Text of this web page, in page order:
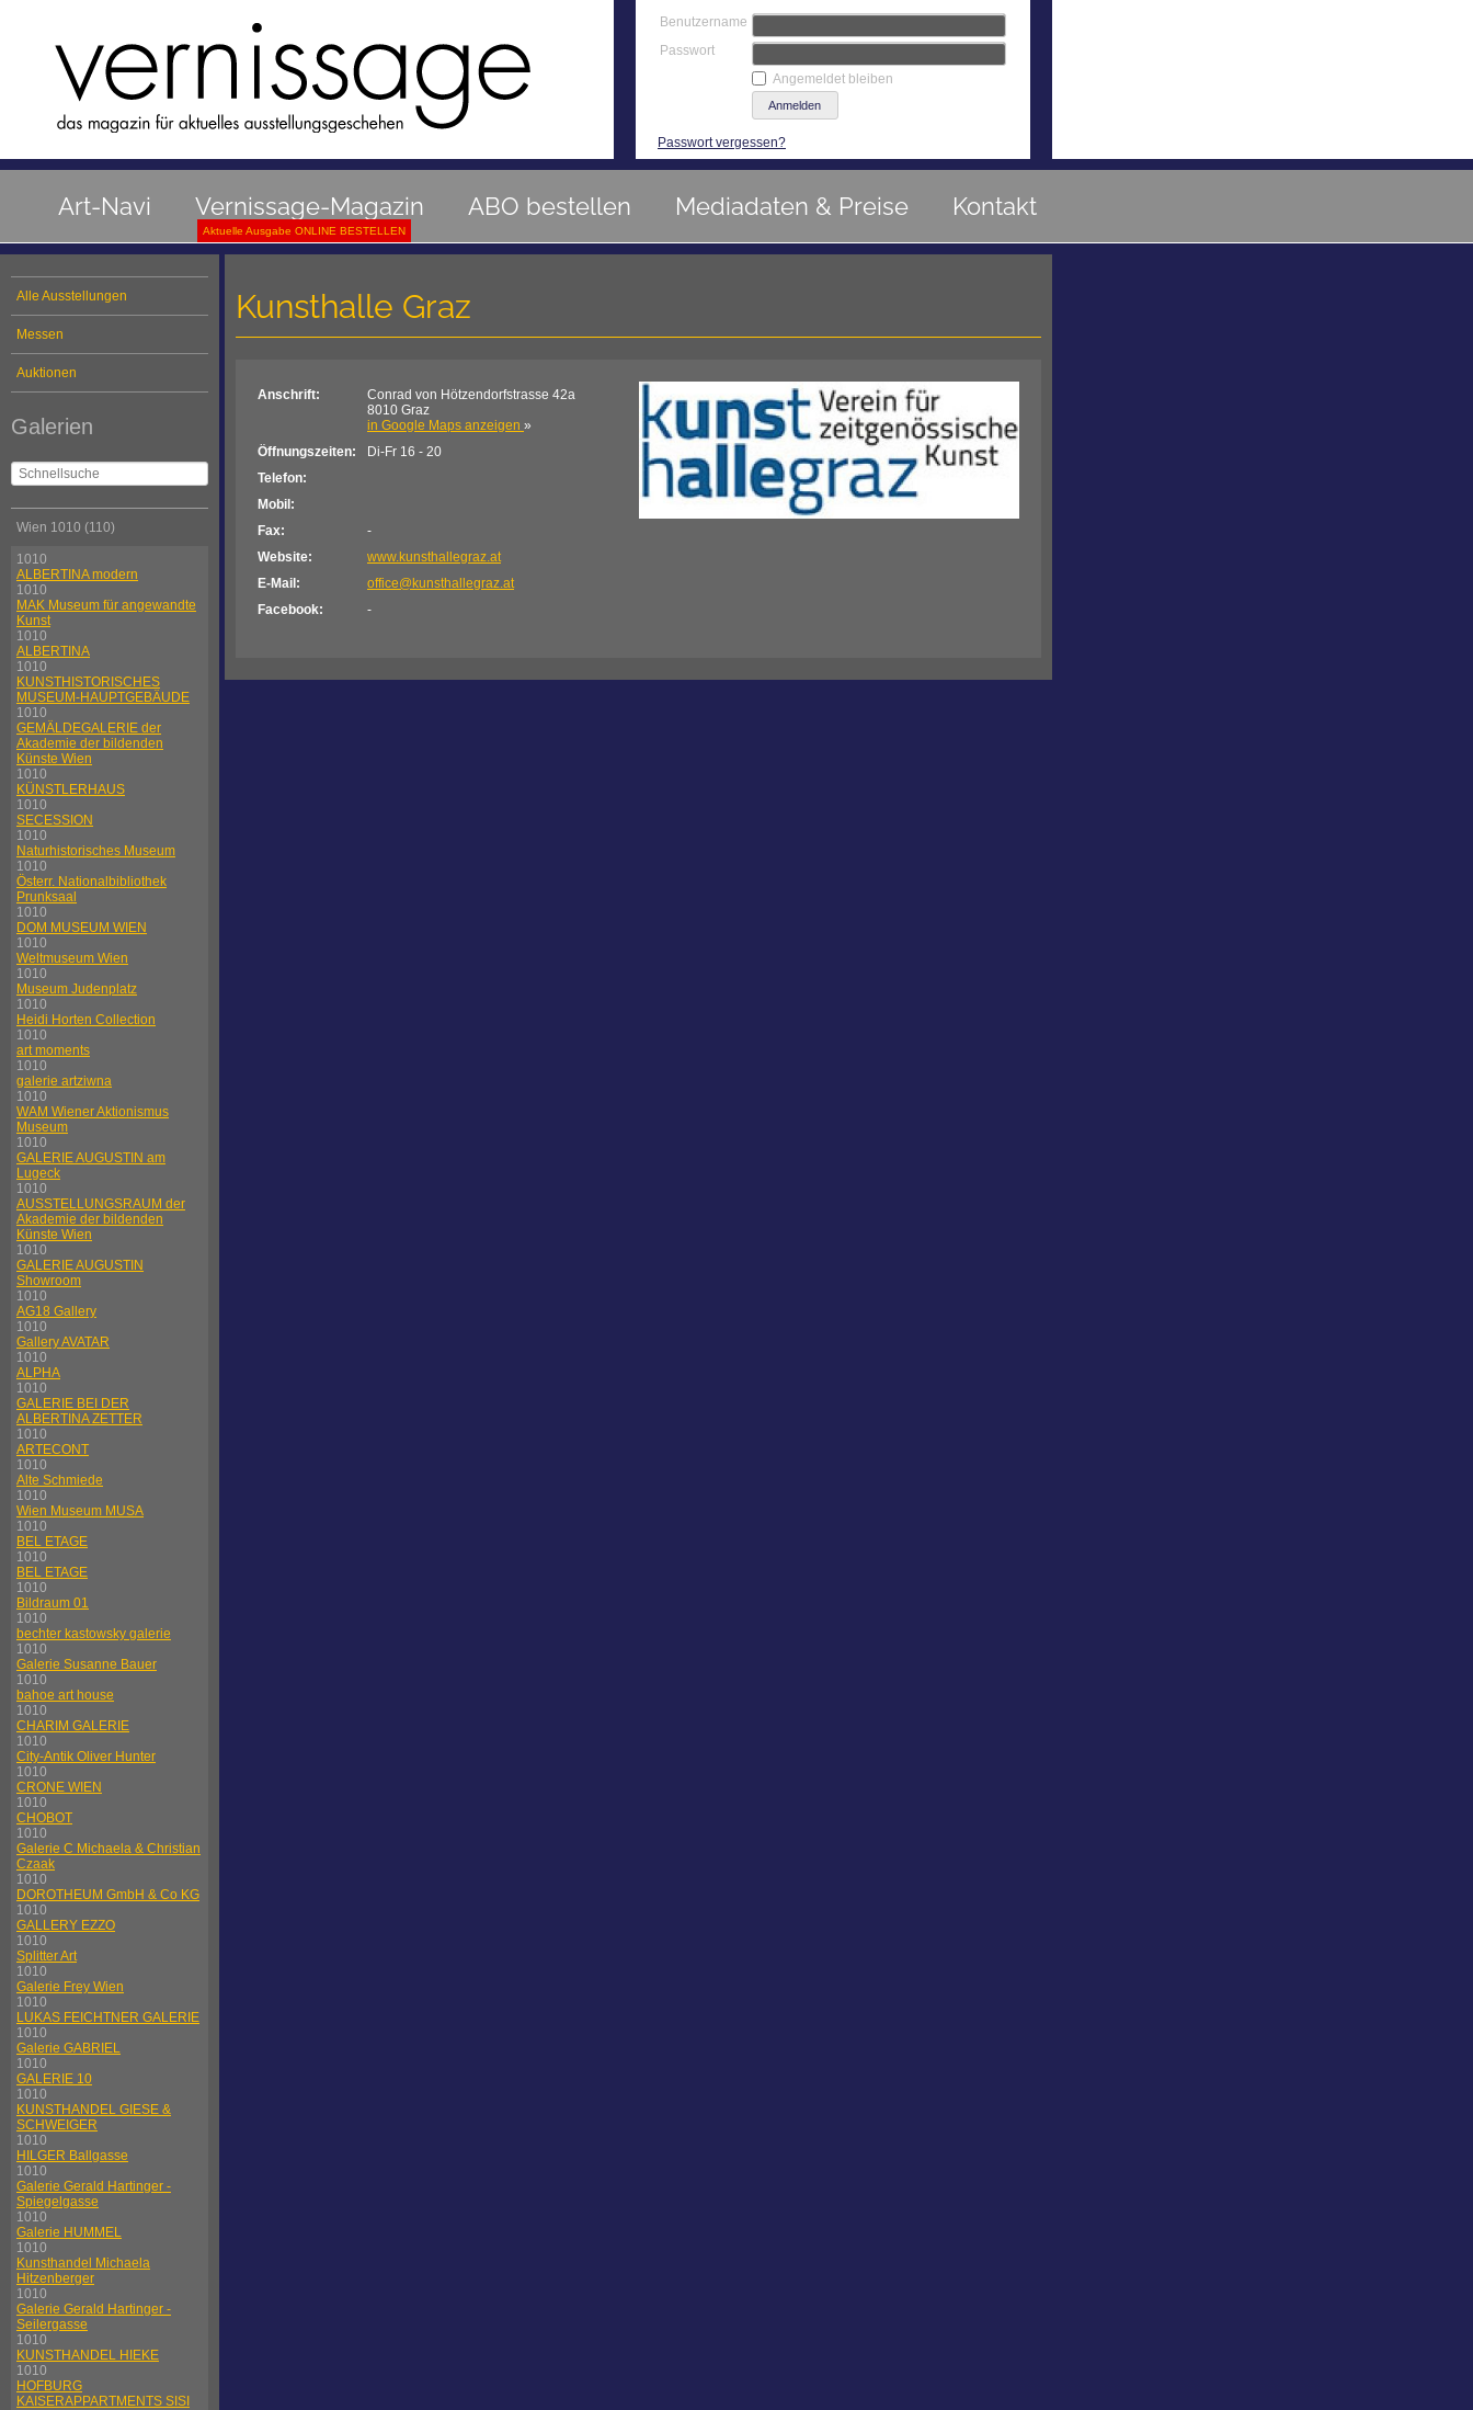
Benutzername
Passwort
Angemeldet bleiben
Passwort vergessen?
Art-Navi Vernissage-Magazin ABO bestellen Mediadaten & Preise Kontakt
Aktuelle Ausgabe ONLINE BESTELLEN
Alle Ausstellungen
Messen
Auktionen
Galerien
Wien 1010 (110)
1010
ALBERTINA modern
1010
MAK Museum für angewandte
Kunst
1010
ALBERTINA
1010
KUNSTHISTORISCHES
MUSEUM-HAUPTGEBÄUDE
1010
GEMÄLDEGALERIE der
Akademie der bildenden
Künste Wien
1010
KÜNSTLERHAUS
1010
SECESSION
1010
Naturhistorisches Museum
1010
Österr. Nationalbibliothek
Prunksaal
1010
DOM MUSEUM WIEN
1010
Weltmuseum Wien
1010
Museum Judenplatz
1010
Heidi Horten Collection
1010
art moments
1010
galerie artziwna
1010
WAM Wiener Aktionismus
Museum
1010
GALERIE AUGUSTIN am
Lugeck
1010
AUSSTELLUNGSRAUM der
Akademie der bildenden
Künste Wien
1010
GALERIE AUGUSTIN
Showroom
1010
AG18 Gallery
1010
Gallery AVATAR
1010
ALPHA
1010
GALERIE BEI DER
ALBERTINA ZETTER
1010
ARTECONT
1010
Alte Schmiede
1010
Wien Museum MUSA
1010
BEL ETAGE
1010
BEL ETAGE
1010
Bildraum 01
1010
bechter kastowsky galerie
1010
Galerie Susanne Bauer
1010
bahoe art house
1010
CHARIM GALERIE
1010
City-Antik Oliver Hunter
1010
CRONE WIEN
1010
CHOBOT
1010
Galerie C Michaela & Christian
Czaak
1010
DOROTHEUM GmbH & Co KG
1010
GALLERY EZZO
1010
Splitter Art
1010
Galerie Frey Wien
1010
LUKAS FEICHTNER GALERIE
1010
Galerie GABRIEL
1010
GALERIE 10
1010
KUNSTHANDEL GIESE &
SCHWEIGER
1010
HILGER Ballgasse
1010
Galerie Gerald Hartinger -
Spiegelgasse
1010
Galerie HUMMEL
1010
Kunsthandel Michaela
Hitzenberger
1010
Galerie Gerald Hartinger -
Seilergasse
1010
KUNSTHANDEL HIEKE
1010
HOFBURG
KAISERAPPARTMENTS SISI
Kunsthalle Graz
Anschrift:
Conrad von Hötzendorfstrasse 42a
8010 Graz
in Google Maps anzeigen »
Öffnungszeiten:
Di-Fr 16 - 20
Telefon:
Mobil:
Fax:
-
Website:
www.kunsthallegraz.at
E-Mail:
office@kunsthallegraz.at
Facebook:
-